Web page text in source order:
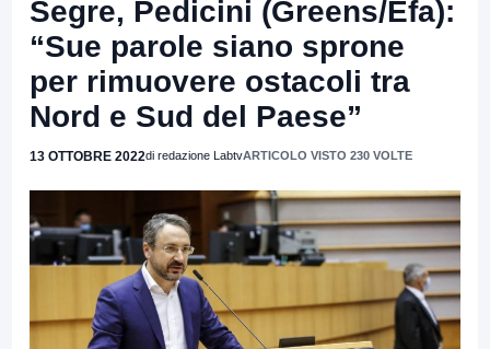
Segre, Pedicini (Greens/Efa):
“Sue parole siano sprone
per rimuovere ostacoli tra
Nord e Sud del Paese”
13 OTTOBRE 2022di redazione LabtvARTICOLO VISTO 230 VOLTE